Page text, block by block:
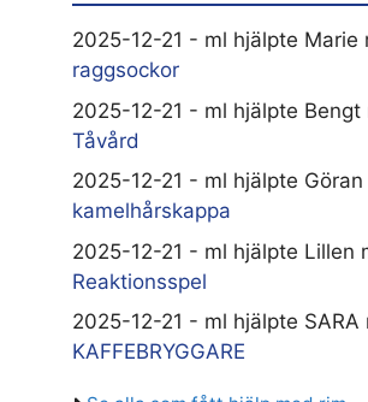
2025-12-21 - ml hjälpte Marie
raggsockor
2025-12-21 - ml hjälpte Bengt
Tåvård
2025-12-21 - ml hjälpte Göran
kamelhårskappa
2025-12-21 - ml hjälpte Lillen
Reaktionsspel
2025-12-21 - ml hjälpte SARA
KAFFEBRYGGARE